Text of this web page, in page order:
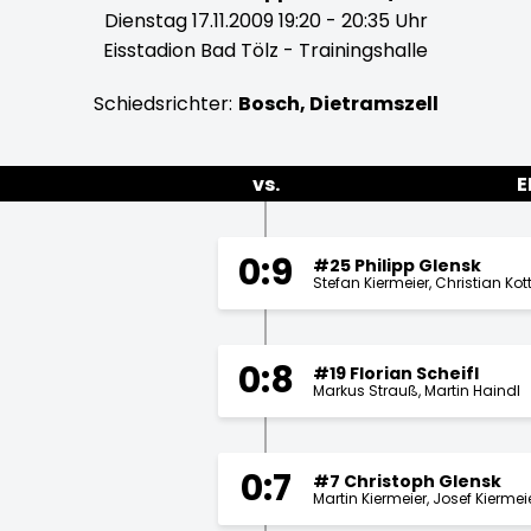
Dienstag 17.11.2009 19:20 - 20:35 Uhr
Eisstadion Bad Tölz - Trainingshalle
Schiedsrichter: Bosch, Dietramszell
vs.
0:9 #25 Philipp Glensk
Stefan Kiermeier Christian
0:8 #19 Florian Scheifl
Markus Strauß Martin Haindl
0:7 #7 Christoph Glensk
Martin Kiermeier Josef